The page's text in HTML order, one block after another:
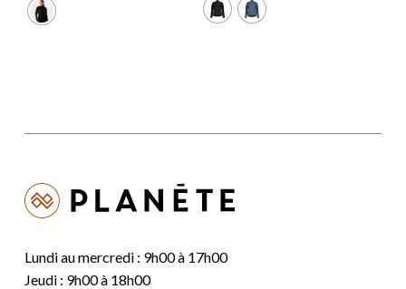
Lundi au mercredi : 9h00 à 17h00
Jeudi : 9h00 à 18h00